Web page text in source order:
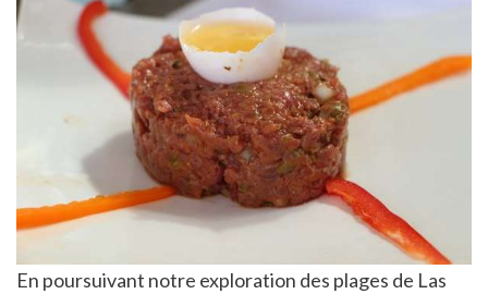
En poursuivant notre exploration des plages de Las